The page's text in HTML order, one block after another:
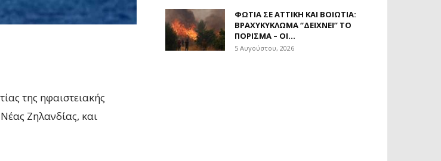
της ηφαιστειακής
Ζηλανδίας, και
ΦΩΤΙΆ ΣΕ ΑΤΤΙΚΉ ΚΑΙ ΒΟΙΩΤΊΑ:
ΒΡΑΧΥΚΎΚΛΩΜΑ “ΔΕΊΧΝΕΙ” ΤΟ
ΠΌΡΙΣΜΑ – ΟΙ...
5 Αυγούστου, 2026